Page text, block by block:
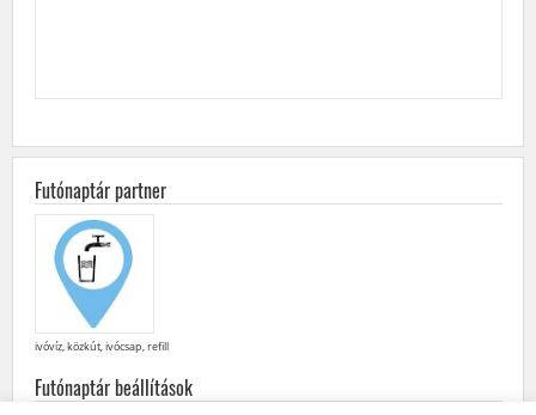
Futónaptár partner
ivóvíz, közkút, ivócsap, refill
Futónaptár beállítások